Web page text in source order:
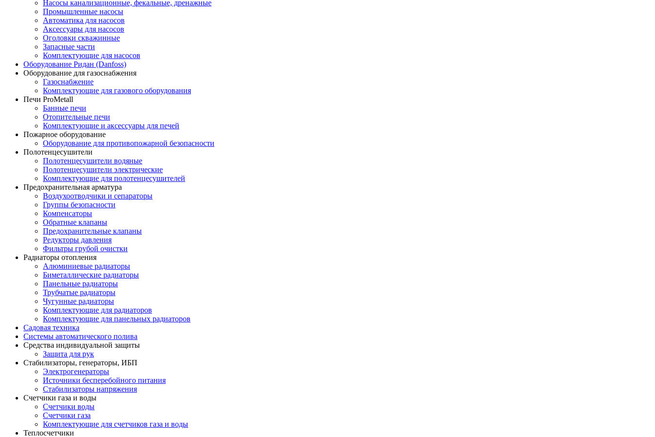
Насосы канализационные, фекальные, дренажные
Промышленные насосы
Автоматика для насосов
Аксессуары для насосов
Оголовки скважинные
Запасные части
Комплектующие для насосов
Оборудование Ридан (Danfoss)
Оборудование для газоснабжения
Газоснабжение
Комплектующие для газового оборудования
Печи ProMetall
Банные печи
Отопительные печи
Комплектующие и аксессуары для печей
Пожарное оборудование
Оборудование для противопожарной безопасности
Полотенцесушители
Полотенцесушители водяные
Полотенцесушители электрические
Комплектующие для полотенцесушителей
Предохранительная арматура
Воздухоотводчики и сепараторы
Группы безопасности
Компенсаторы
Обратные клапаны
Предохранительные клапаны
Редукторы давления
Фильтры грубой очистки
Радиаторы отопления
Алюминиевые радиаторы
Биметаллические радиаторы
Панельные радиаторы
Трубчатые радиаторы
Чугунные радиаторы
Комплектующие для радиаторов
Комплектующие для панельных радиаторов
Садовая техника
Системы автоматического полива
Средства индивидуальной защиты
Защита для рук
Стабилизаторы, генераторы, ИБП
Электрогенераторы
Источники бесперебойного питания
Стабилизаторы напряжения
Счетчики газа и воды
Счетчики воды
Счетчики газа
Комплектующие для счетчиков газа и воды
Теплосчетчики